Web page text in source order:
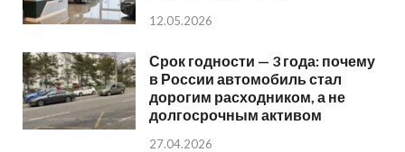
12.05.2026
Срок годности — 3 года: почему
в России автомобиль стал
дорогим расходником, а не
долгосрочным активом
27.04.2026